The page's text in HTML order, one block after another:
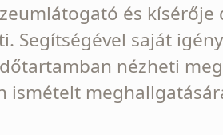
és kísérője
Segítségével saját
nézheti
ismételt